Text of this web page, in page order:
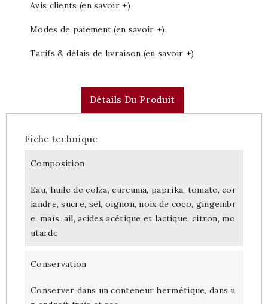
Avis clients (en savoir +)
Modes de paiement (en savoir +)
Tarifs & délais de livraison (en savoir +)
Détails Du Produit
Fiche technique
Composition
Eau, huile de colza, curcuma, paprika, tomate, cor
iandre, sucre, sel, oignon, noix de coco, gingembr
e, maïs, ail, acides acétique et lactique, citron, mo
utarde
Conservation
Conserver dans un conteneur hermétique, dans u